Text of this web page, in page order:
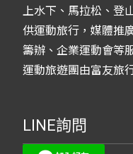
上水下、馬拉松、登
供運動旅行，媒體推
籌辦、企業運動會等
運動旅遊團由富友旅
LINE詢問